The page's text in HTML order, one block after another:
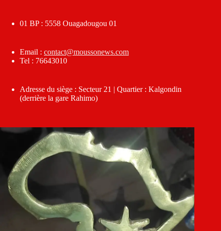
01 BP : 5558 Ouagadougou 01
Email : contact@moussonews.com
Tel : 76643010
Adresse du siège : Secteur 21 | Quartier : Kalgondin
(derrière la gare Rahimo)